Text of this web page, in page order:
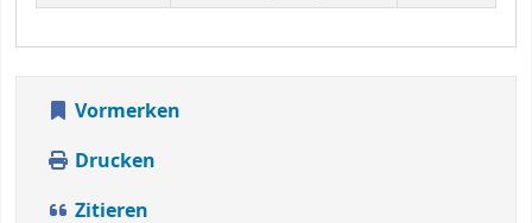
Vormerken
Drucken
Zitieren